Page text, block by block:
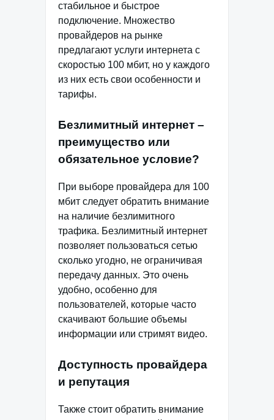
стабильное и быстрое
подключение. Множество
провайдеров на рынке
предлагают услуги интернета с
скоростью 100 мбит, но у каждого
из них есть свои особенности и
тарифы.
Безлимитный интернет –
преимущество или
обязательное условие?
При выборе провайдера для 100
мбит следует обратить внимание
на наличие безлимитного
трафика. Безлимитный интернет
позволяет пользоваться сетью
сколько угодно, не ограничивая
передачу данных. Это очень
удобно, особенно для
пользователей, которые часто
скачивают большие объемы
информации или стримят видео.
Доступность провайдера
и репутация
Также стоит обратить внимание